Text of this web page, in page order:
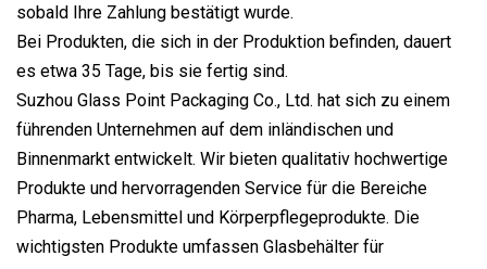
sobald Ihre Zahlung bestätigt wurde.
Bei Produkten, die sich in der Produktion befinden, dauert
es etwa 35 Tage, bis sie fertig sind.
Suzhou Glass Point Packaging Co., Ltd. hat sich zu einem
führenden Unternehmen auf dem inländischen und
Binnenmarkt entwickelt. Wir bieten qualitativ hochwertige
Produkte und hervorragenden Service für die Bereiche
Pharma, Lebensmittel und Körperpflegeprodukte. Die
wichtigsten Produkte umfassen Glasbehälter für